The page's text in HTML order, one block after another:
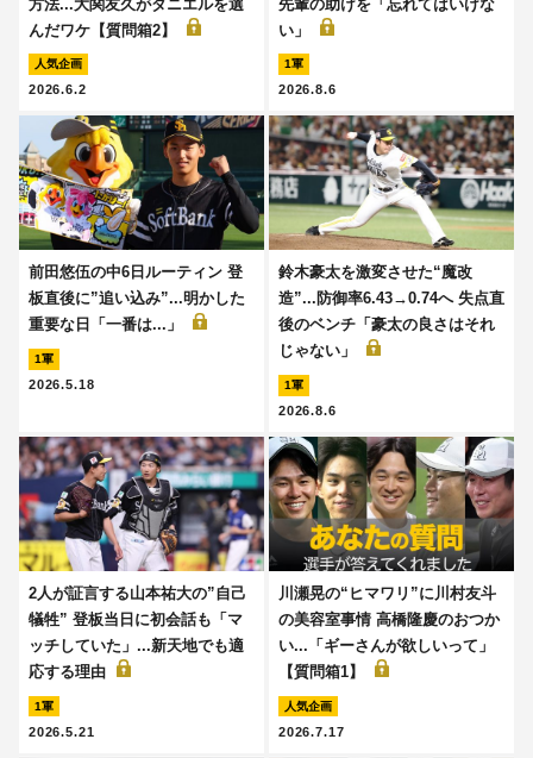
方法...大関友久がダニエルを選
んだワケ【質問箱2】
人気企画
2026.6.2
先輩の助けを「忘れてはいけな
い」
1軍
2026.8.6
前田悠伍の中6日ルーティン 登
板直後に”追い込み”...明かした
重要な日「一番は...」
1軍
2026.5.18
鈴木豪太を激変させた“魔改
造”...防御率6.43→0.74へ 失点直
後のベンチ「豪太の良さはそれ
じゃない」
1軍
2026.8.6
2人が証言する山本祐大の”自己
犠牲” 登板当日に初会話も「マ
ッチしていた」...新天地でも適
応する理由
1軍
2026.5.21
川瀬晃の“ヒマワリ”に川村友斗
の美容室事情 高橋隆慶のおつか
い...「ギーさんが欲しいって」
【質問箱1】
人気企画
2026.7.17